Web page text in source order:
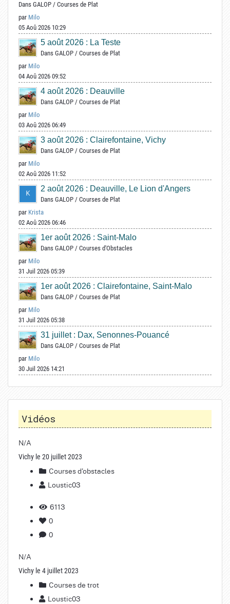
Dans GALOP / Courses de Plat
par Milo
05 Aoû 2026 10:29
5 août 2026 : La Teste
Dans GALOP / Courses de Plat
par Milo
04 Aoû 2026 09:52
4 août 2026 : Deauville
Dans GALOP / Courses de Plat
par Milo
03 Aoû 2026 06:49
3 août 2026 : Clairefontaine, Vichy
Dans GALOP / Courses de Plat
par Milo
02 Aoû 2026 11:52
2 août 2026 : Deauville, Le Lion d'Angers
Dans GALOP / Courses de Plat
par Krista
02 Aoû 2026 06:46
1er août 2026 : Saint-Malo
Dans GALOP / Courses d'Obstacles
par Milo
31 Juil 2026 05:39
1er août 2026 : Clairefontaine, Saint-Malo
Dans GALOP / Courses de Plat
par Milo
31 Juil 2026 05:38
31 juillet : Dax, Senonnes-Pouancé
Dans GALOP / Courses de Plat
par Milo
30 Juil 2026 14:21
Vidéos
N/A
Vichy le 20 juillet 2023
Courses d'obstacles
Loustic03
6113
0
0
N/A
Vichy le 4 juillet 2023
Courses de trot
Loustic03